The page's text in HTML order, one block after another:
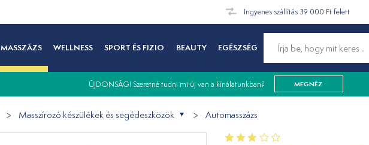
Ingyenes szállítás 39 000 Ft felett
MASSZÁZS WELLNESS SPORT ÉS FIZIO BEAUTY EGÉSZSÉG
ÚJDONSÁG! Szeretné tudni mi új van a kínálatunkban? MEGNÉZ
Masszírozó készülékek és segédeszközök Automasszázs